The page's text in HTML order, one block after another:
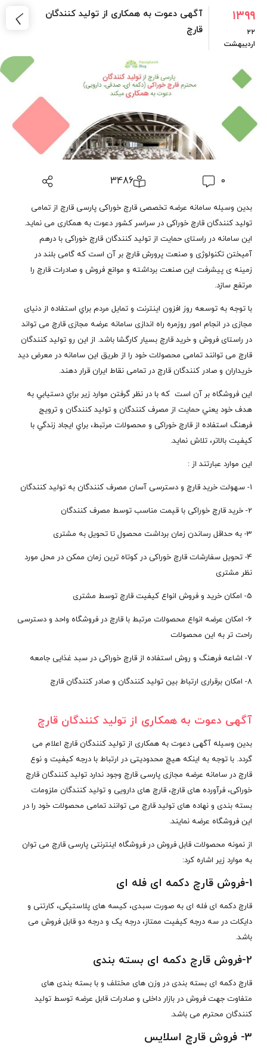
۱۳۹۹
۲۲
اردیبهشت
آگهی دعوت به همکاری از تولید کنندگان
قارچ
0
3486
بدین وسیله سامانه عرضه تخصصی قارچ خوراکی پارسی قارچ از تمامی
تولید کنندگان قارچ خوراکی در سراسر کشور دعوت به همکاری می نماید.
این سامانه در راستای حمایت از تولید کنندگان قارچ خوراکی با درهم
آمیختن تکنولوژی و صنعت پرورش قارچ بر آن است که گامی بلند در
زمینه ی پیشرفت این صنعت برداشته و موانع فروش و صادرات قارچ را
مرتفع سازد.
با توجه به توسعه روز افزون اينترنت و تمايل مردم براي استفاده از دنیای
مجازی در انجام امور روزمره راه اندازی سامانه عرضه مجازی قارچ می تواند
در راستای فروش و خرید قارچ بسیار کارگشا باشد. از این رو تولید کنندگان
قارچ می توانند تمامی محصولات خود را از طریق این سامانه در معرض دید
خریداران و صادر کنندگان قارچ در تمامی نقاط ایران قرار دهند.
این فروشگاه بر آن است که با در نظر گرفتن موارد زیر براي دستيابي به
هدف خود يعني حمايت از مصرف کنندگان و توليد کنندگان و ترويج
فرهنگ استفاده از قارچ خوراکی و محصولات مرتبط، براي ايجاد زندگي با
کيفيت بالاتر، تلاش نماید.
اين موارد عبارتند از :
1- سهولت خرید قارچ و دسترسی آسان مصرف کنندگان به تولید کنندگان
2- خرید قارچ خوراکی با قیمت مناسب توسط مصرف کنندگان
3- به حداقل رساندن زمان برداشت محصول تا تحویل به مشتری
4- تحویل سفارشات قارچ خوراکی در کوتاه ترین زمان ممکن در محل مورد
نظر مشتری
5- امکان خرید و فروش انواع کیفیت قارچ توسط مشتری
6- امکان عرضه انواع محصولات مرتبط با قارچ در فروشگاه واحد و دسترسی
راحت تر به این محصولات
7- اشاعه فرهنگ و روش استفاده از قارچ خوراکی در سبد غذایی جامعه
8- امکان برقراری ارتباط بین تولید کنندگان و صادر کنندگان قارچ
آگهی دعوت به همکاری از تولید کنندگان قارچ
بدین وسیله آگهی دعوت به همکاری از تولید کنندگان قارچ اعلام می
گردد. با توجه به اینکه هیچ محدودیتی در ارتباط با درجه کیفیت و نوع
قارچ در سامانه عرضه مجازی پارسی قارچ وجود ندارد تولید کنندگان قارچ
خوراکی، فرآورده های قارچ، قارچ های دارویی و تولید کنندگان ملزومات
بسته بندی و نهاده های تولید قارچ می توانند تمامی محصولات خود را در
این فروشگاه عرضه نمایند.
از نمونه محصولات قابل فروش در فروشگاه اینترنتی پارسی قارچ می توان
به موارد زیر اشاره کرد:
1- فروش قارچ دکمه ای فله ای
قارچ دکمه ای فله ای به صورت سبدی، کیسه های پلاستیکی، کارتنی و
دایکات در سه درجه کیفیت ممتاز، درجه یک و درجه دو قابل فروش می
باشد.
2- فروش قارچ دکمه ای بسته بندی
قارچ دکمه ای بسته بندی در وزن های مختلف و با بسته بندی های
متفاوت جهت فروش در بازار داخلی و صادرات قابل عرضه توسط تولید
کنندگان محترم می باشد.
3- فروش قارچ اسلایس